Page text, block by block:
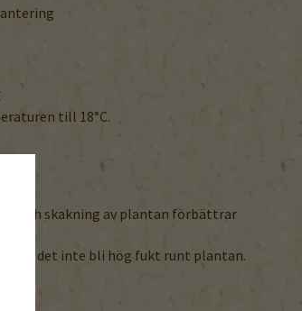
till 18°C.
och skakning av plantan förbättrar
låt det inte bli hög fukt runt plantan.